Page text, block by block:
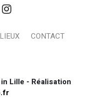
LIEUX CONTACT
Lille - Réalisation